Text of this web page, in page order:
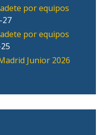
por equipos
27
por equipos
Junior 2026